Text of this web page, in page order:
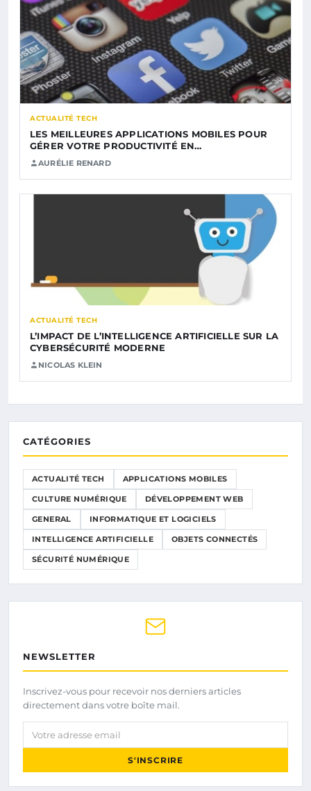
ACTUALITÉ TECH
LES MEILLEURES APPLICATIONS MOBILES POUR
GÉRER VOTRE PRODUCTIVITÉ EN…
AURÉLIE RENARD
ACTUALITÉ TECH
L’IMPACT DE L’INTELLIGENCE ARTIFICIELLE SUR LA
CYBERSÉCURITÉ MODERNE
NICOLAS KLEIN
CATÉGORIES
ACTUALITÉ TECH APPLICATIONS MOBILES
CULTURE NUMÉRIQUE DÉVELOPPEMENT WEB
GENERAL INFORMATIQUE ET LOGICIELS
INTELLIGENCE ARTIFICIELLE OBJETS CONNECTÉS
SÉCURITÉ NUMÉRIQUE
NEWSLETTER
Inscrivez-vous pour recevoir nos derniers articles
directement dans votre boîte mail.
Votre adresse email
S'INSCRIRE